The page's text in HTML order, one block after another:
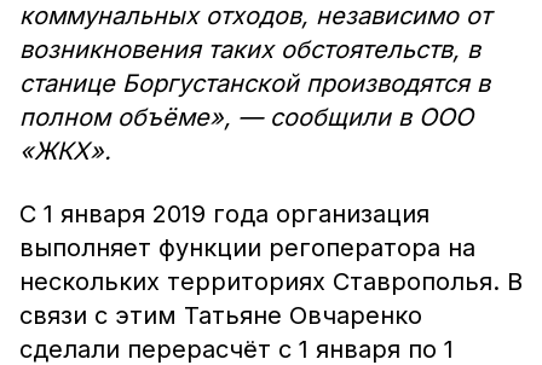
коммунальных отходов, независимо от
возникновения таких обстоятельств, в
станице Боргустанской производятся в
полном объёме», — сообщили в ООО
«ЖКХ».
С 1 января 2019 года организация
выполняет функции регоператора на
нескольких территориях Ставрополья. В
связи с этим Татьяне Овчаренко
сделали перерасчёт с 1 января по 1